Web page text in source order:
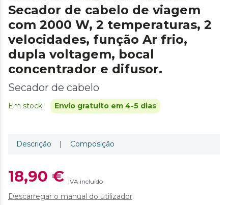
Secador de cabelo de viagem
com 2000 W, 2 temperaturas, 2
velocidades, função Ar frio,
dupla voltagem, bocal
concentrador e difusor.
Secador de cabelo
Em stock Envio gratuito em 4-5 dias
Descrição | Composição
18,90 € IVA incluído
Descarregar o manual do utilizador